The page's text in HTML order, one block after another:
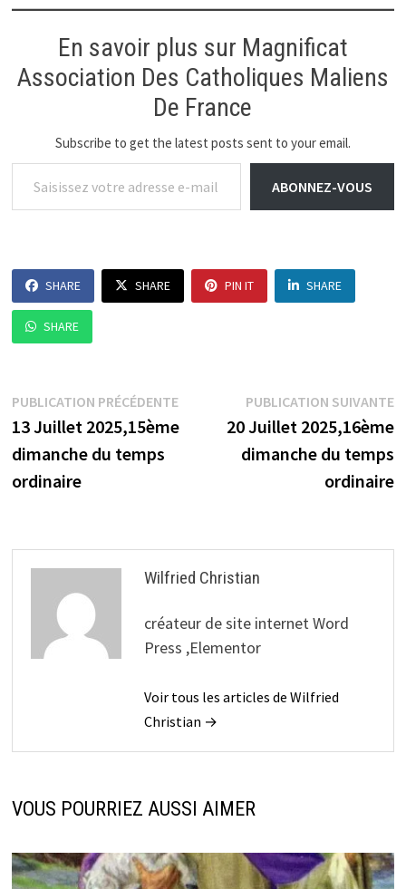
En savoir plus sur Magnificat
Association Des Catholiques Maliens
De France
Subscribe to get the latest posts sent to your email.
Saisissez votre adresse e-mail…
ABONNEZ-VOUS
SHARE SHARE PIN IT SHARE
SHARE
Navigation
de
l’article
PUBLICATION PRÉCÉDENTEPublication
précédente :
13 Juillet 2025,15ème
dimanche du temps
ordinaire
PUBLICATION SUIVANTE
20 Juillet 2025,16ème
dimanche du temps
ordinaire
Wilfried Christian
créateur de site internet Word
Press ,Elementor
Voir tous les articles de Wilfried
Christian →
VOUS POURRIEZ AUSSI AIMER